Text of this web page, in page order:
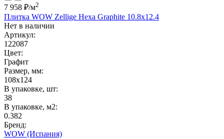
7 958 ₽/м2
Плитка WOW Zellige Hexa Graphite 10.8x12.4
Нет в наличии
Артикул:
122087
Цвет:
Графит
Размер, мм:
108x124
В упаковке, шт:
38
В упаковке, м2:
0.382
Бренд:
WOW (Испания)